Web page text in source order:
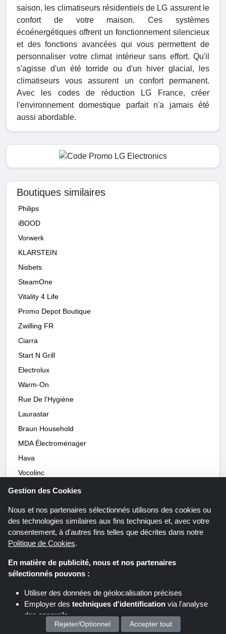
saison, les climatiseurs résidentiels de LG assurent le
confort de votre maison. Ces systèmes
écoénergétiques offrent un fonctionnement silencieux
et des fonctions avancées qui vous permettent de
personnaliser votre climat intérieur sans effort. Qu'il
s'agisse d'un été torride ou d'un hiver glacial, les
climatiseurs vous assurent un confort permanent.
Avec les codes de réduction LG France, créer
l'environnement domestique parfait n'a jamais été
aussi abordable.
Boutiques similaires
Philips
iBOOD
Vorwerk
KLARSTEIN
Nisbets
SteamOne
Vitality 4 Life
Promo Depot Boutique
Zwilling FR
Ciarra
Start N Grill
Electrolux
Warm-On
Rue De l'Hygiène
Laurastar
Braun Household
MDA Électroménager
Hava
Vocolinc
Coolzy
Waterdrop
Roborock
Yamazaki Home
Nilfisk
DeLonghi
Roku
GSEICE
ViralCleaning
Gestion des Cookies
Nous et nos partenaires sélectionnés utilisons des cookies ou
des technologies similaires aux fins techniques et, avec votre
consentement, à d'autres fins telles que décrites dans notre
Politique de Cookies.
En matière de publicité, nous et nos partenaires
sélectionnés pouvons :
Utiliser des données de géolocalisation précises
Employer des techniques d'identification via l'analyse
des appareils
Stocker et/ou accéder à des informations sur un appareil
Rejeter/Optionnel Accepter tout